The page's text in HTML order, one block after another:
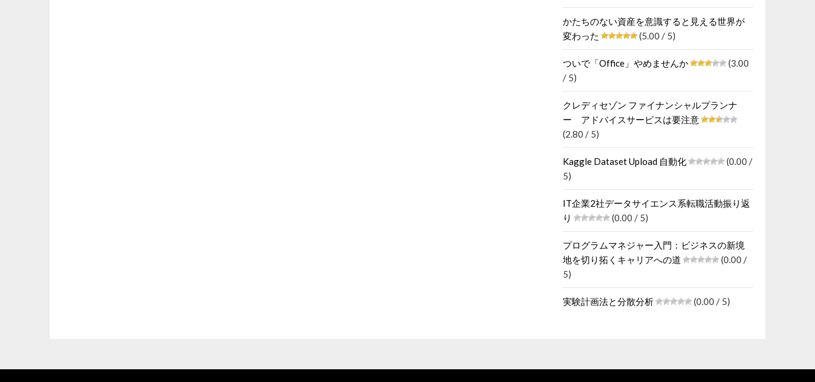
かたちのない資産を意識すると見える世界が
変わった
(5.00 / 5)
ついで「Office」やめませんか
(3.00
/ 5)
クレディセゾン ファイナンシャルプランナ
ー アドバイスサービスは要注意
(2.80 / 5)
Kaggle Dataset Upload 自動化
(0.00 /
5)
IT企業2社データサイエンス系転職活動振り返
り
(0.00 / 5)
プログラムマネジャー入門：ビジネスの新境
地を切り拓くキャリアへの道
(0.00 /
5)
実験計画法と分散分析 (0.00 / 5)